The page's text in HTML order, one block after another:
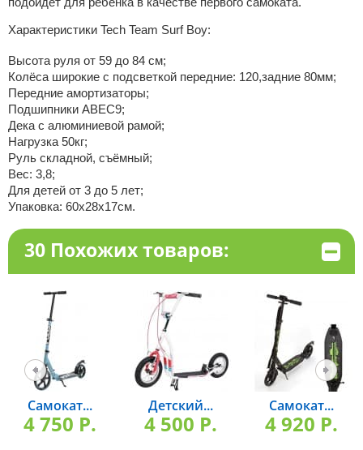
Характеристики Tech Team Surf Boy:
Высота руля от 59 до 84 см;
Колёса широкие с подсветкой передние: 120,задние 80мм;
Передние амортизаторы;
Подшипники АВЕС9;
Дека с алюминиевой рамой;
Нагрузка 50кг;
Руль складной, съёмный;
Вес: 3,8;
Для детей от 3 до 5 лет;
Упаковка: 60х28х17см.
30 Похожих товаров:
Самокат...
4 750 P.
Детский...
4 500 P.
Самокат...
4 920 P.